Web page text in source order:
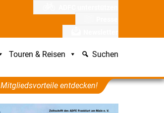
Touren & Reisen Suchen
Mitgliedsvorteile entdecken!